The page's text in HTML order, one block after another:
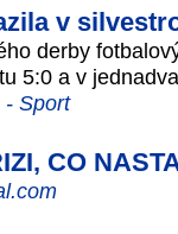
v
derby
5:0 a v
- Sport
CO